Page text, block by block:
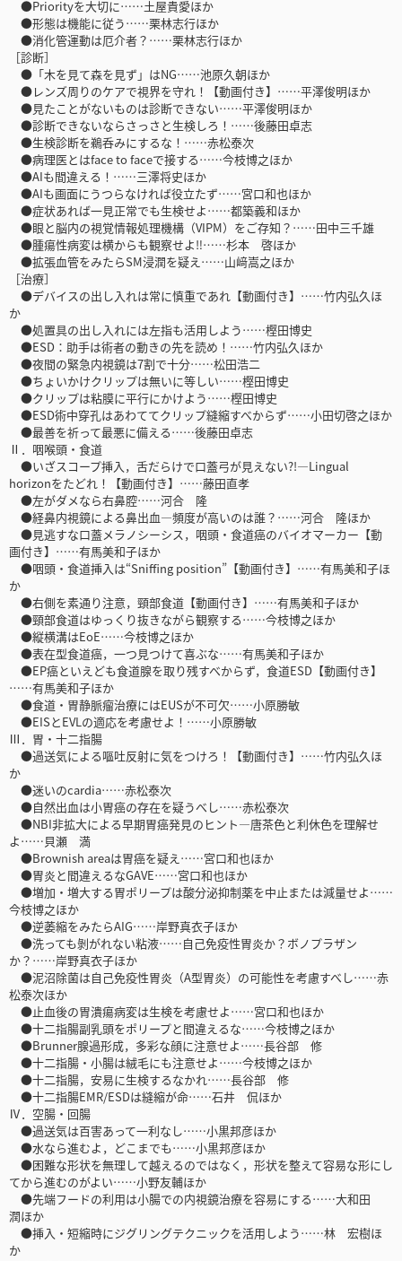
●Priorityを大切に……土屋貴愛ほか
●形態は機能に従う……栗林志行ほか
●消化管運動は厄介者？……栗林志行ほか
［診断］
●「木を見て森を見ず」はNG……池原久朝ほか
●レンズ周りのケアで視界を守れ！【動画付き】……平澤俊明ほか
●見たことがないものは診断できない……平澤俊明ほか
●診断できないならさっさと生検しろ！……後藤田卓志
●生検診断を鵜呑みにするな！……赤松泰次
●病理医とはface to faceで接する……今枝博之ほか
●AIも間違える！……三澤将史ほか
●AIも画面にうつらなければ役立たず……宮口和也ほか
●症状あれば一見正常でも生検せよ……都築義和ほか
●眼と脳内の視覚情報処理機構（VIPM）をご存知？……田中三千雄
●腫瘍性病変は横からも観察せよ‼……杉本 啓ほか
●拡張血管をみたらSM浸潤を疑え……山﨑嵩之ほか
［治療］
●デバイスの出し入れは常に慎重であれ【動画付き】……竹内弘久ほ
か
●処置具の出し入れには左指も活用しよう……樫田博史
●ESD：助手は術者の動きの先を読め！……竹内弘久ほか
●夜間の緊急内視鏡は7割で十分……松田浩二
●ちょいかけクリップは無いに等しい……樫田博史
●クリップは粘膜に平行にかけよう……樫田博史
●ESD術中穿孔はあわててクリップ縫縮すべからず……小田切啓之ほか
●最善を祈って最悪に備える……後藤田卓志
Ⅱ．咽喉頭・食道
●いざスコープ挿入，舌だらけで口蓋弓が見えない?!―Lingual
horizonをたどれ！【動画付き】……藤田直孝
●左がダメなら右鼻腔……河合 隆
●経鼻内視鏡による鼻出血―頻度が高いのは誰？……河合 隆ほか
●見逃すな口蓋メラノシーシス，咽頭・食道癌のバイオマーカー【動
画付き】……有馬美和子ほか
●咽頭・食道挿入は“Sniffing position”【動画付き】……有馬美和子ほ
か
●右側を素通り注意，頸部食道【動画付き】……有馬美和子ほか
●頸部食道はゆっくり抜きながら観察する……今枝博之ほか
●縦横溝はEoE……今枝博之ほか
●表在型食道癌，一つ見つけて喜ぶな……有馬美和子ほか
●EP癌といえども食道腺を取り残すべからず，食道ESD【動画付き】
……有馬美和子ほか
●食道・胃静脈瘤治療にはEUSが不可欠……小原勝敏
●EISとEVLの適応を考慮せよ！……小原勝敏
Ⅲ．胃・十二指腸
●過送気による嘔吐反射に気をつけろ！【動画付き】……竹内弘久ほ
か
●迷いのcardia……赤松泰次
●自然出血は小胃癌の存在を疑うべし……赤松泰次
●NBI非拡大による早期胃癌発見のヒント―唐茶色と利休色を理解せ
よ……貝瀬 満
●Brownish areaは胃癌を疑え……宮口和也ほか
●胃炎と間違えるなGAVE……宮口和也ほか
●増加・増大する胃ポリープは酸分泌抑制薬を中止または減量せよ……
今枝博之ほか
●逆萎縮をみたらAIG……岸野真衣子ほか
●洗っても剝がれない粘液……自己免疫性胃炎か？ボノプラザン
か？……岸野真衣子ほか
●泥沼除菌は自己免疫性胃炎（A型胃炎）の可能性を考慮すべし……赤
松泰次ほか
●止血後の胃潰瘍病変は生検を考慮せよ……宮口和也ほか
●十二指腸副乳頭をポリープと間違えるな……今枝博之ほか
●Brunner腺過形成，多彩な顔に注意せよ……長谷部 修
●十二指腸・小腸は絨毛にも注意せよ……今枝博之ほか
●十二指腸，安易に生検するなかれ……長谷部 修
●十二指腸EMR/ESDは縫縮が命……石井 侃ほか
Ⅳ．空腸・回腸
●過送気は百害あって一利なし……小黒邦彦ほか
●水なら進むよ，どこまでも……小黒邦彦ほか
●困難な形状を無理して越えるのではなく，形状を整えて容易な形にし
てから進むのがよい……小野友輔ほか
●先端フードの利用は小腸での内視鏡治療を容易にする……大和田
潤ほか
●挿入・短縮時にジグリングテクニックを活用しよう……林 宏樹ほ
か